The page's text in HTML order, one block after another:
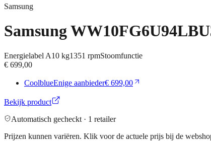
Samsung
Samsung
Energielabel A10 kg1351 rpmStoomfunctie
€ 699,00
CoolblueEnige aanbieder€ 699,00
Bekijk product
Automatisch gecheckt · 1 retailer
Prijzen kunnen variëren. Klik voor de actuele prijs bij de